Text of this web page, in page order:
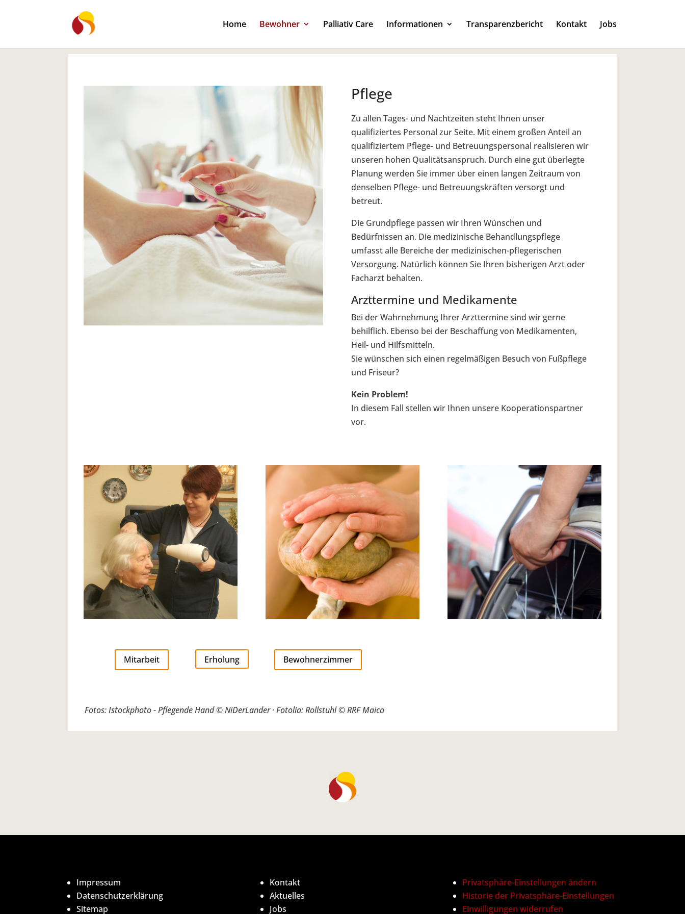
Home Bewohner Palliativ Care Informationen Transparenzbericht Kontakt Jobs
Pflege
Zu allen Tages- und Nachtzeiten steht Ihnen unser
qualifiziertes Personal zur Seite. Mit einem großen Anteil an
qualifiziertem Pflege- und Betreuungspersonal realisieren wir
unseren hohen Qualitätsanspruch. Durch eine gut überlegte
Planung werden Sie immer über einen langen Zeitraum von
denselben Pflege- und Betreuungskräften versorgt und
betreut.
Die Grundpflege passen wir Ihren Wünschen und
Bedürfnissen an. Die medizinische Behandlungspflege
umfasst alle Bereiche der medizinischen-pflegerischen
Versorgung. Natürlich können Sie Ihren bisherigen Arzt oder
Facharzt behalten.
Arzttermine und Medikamente
Bei der Wahrnehmung Ihrer Arzttermine sind wir gerne
behilflich. Ebenso bei der Beschaffung von Medikamenten,
Heil- und Hilfsmitteln.
Sie wünschen sich einen regelmäßigen Besuch von Fußpflege
und Friseur?
Kein Problem!
In diesem Fall stellen wir Ihnen unsere Kooperationspartner
vor.
Mitarbeit Erholung Bewohnerzimmer
Fotos: Istockphoto - Pflegende Hand © NiDerLander · Fotolia: Rollstuhl © RRF Maica
Impressum
Datenschutzerklärung
Sitemap
Kontakt
Aktuelles
Jobs
Privatsphäre-Einstellungen ändern
Historie der Privatsphäre-Einstellungen
Einwilligungen widerrufen